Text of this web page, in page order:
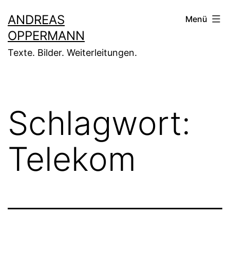
Inhalt
springen
ANDREAS
OPPERMANN
Texte. Bilder. Weiterleitungen.
Menü
Schlagwort:
Telekom